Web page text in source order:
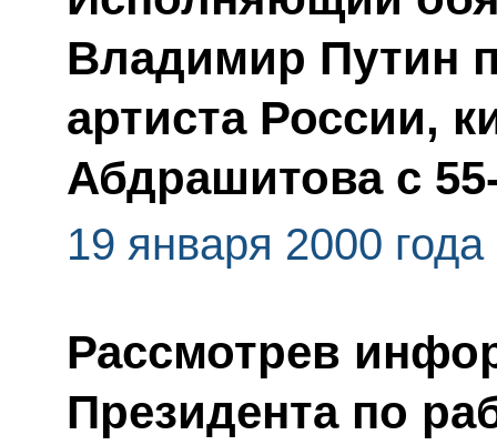
Владимир Путин
артиста России,
Абдрашитова с
19 января 2000 года
Рассмотрев
Президента по